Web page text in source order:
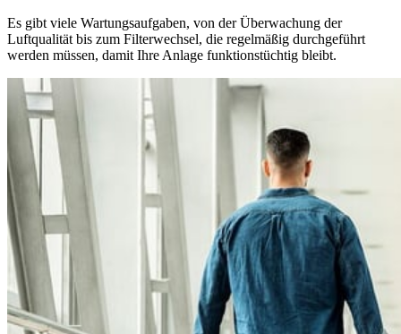
Es gibt viele Wartungsaufgaben, von der Überwachung der
Luftqualität bis zum Filterwechsel, die regelmäßig durchgeführt
werden müssen, damit Ihre Anlage funktionstüchtig bleibt.